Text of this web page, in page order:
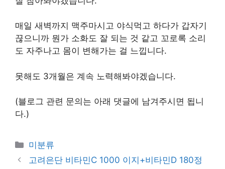
매일 새벽까지 맥주마시고 야식먹고 하다가 갑자기
끊으니까 뭔가 소화도 잘 되는 것 같고 꼬로록 소리
도 자주나고 몸이 변해가는 걸 느낍니다.
못해도 3개월은 계속 노력해봐야겠습니다.
(블로그 관련 문의는 아래 댓글에 남겨주시면 됩니
다.)
Categories
미분류
고려은단 비타민C 1000 이지+비타민D 180정